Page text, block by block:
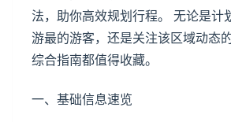
法，助你高效规划行程。 无论是计
游最的游客，还是关注该区域动态
综合指南都值得收藏。
一、基础信息速览